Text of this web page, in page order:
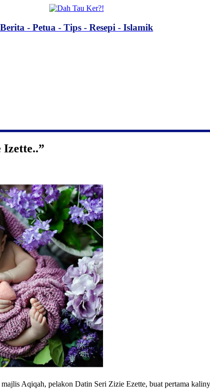
Berita - Petua - Tips - Resepi - Islamik
Izette..”
Aqiqah, pelakon Datin Seri Zizie Ezette, buat pertama